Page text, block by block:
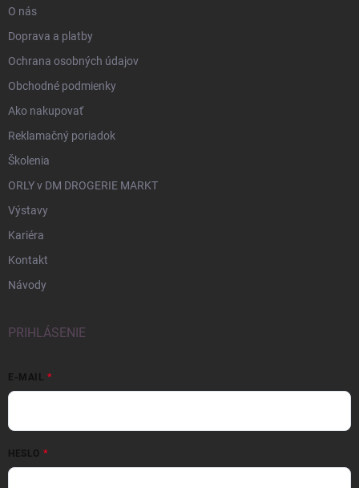
O nás
Doprava a platby
Ochrana osobných údajov
Obchodné podmienky
Ako nakupovať
Reklamačný poriadok
Školenia
ORLY v DM DROGERIE MARKT
Výstavy
Kariéra
Kontakt
Návody
PRIHLÁSENIE
E-MAIL
HESLO